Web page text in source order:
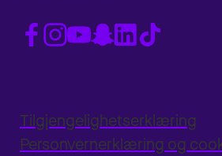
Tilgjengelighetserklæring
Personvernerklæring og